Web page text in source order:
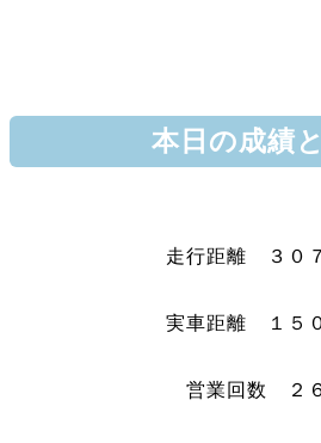
本日の成績
走行距離 ３０
実車距離 １５
営業回数 ２